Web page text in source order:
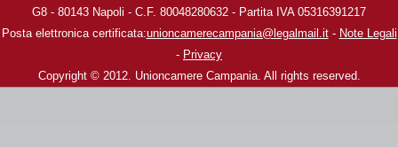
G8 - 80143 Napoli - C.F. 80048280632 - Partita IVA 05316391217
Posta elettronica certificata:unioncamerecampania@legalmail.it- Note Legali
- Privacy
Copyright © 2012. Unioncamere Campania. All rights reserved.